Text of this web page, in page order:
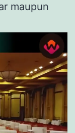
maupun